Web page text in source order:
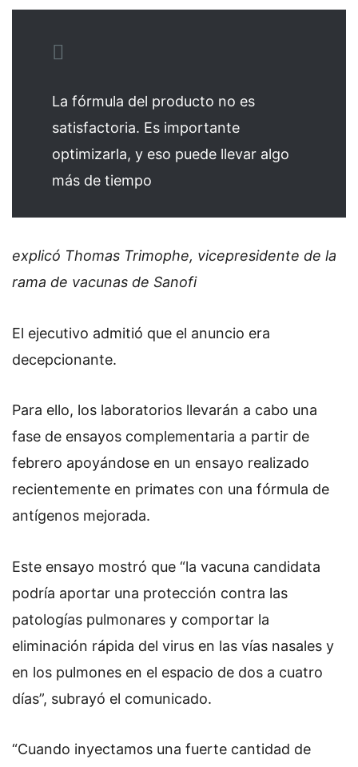
La fórmula del producto no es
satisfactoria. Es importante
optimizarla, y eso puede llevar algo
más de tiempo
explicó Thomas Trimophe, vicepresidente de la
rama de vacunas de Sanofi
El ejecutivo admitió que el anuncio era
decepcionante.
Para ello, los laboratorios llevarán a cabo una
fase de ensayos complementaria a partir de
febrero apoyándose en un ensayo realizado
recientemente en primates con una fórmula de
antígenos mejorada.
Este ensayo mostró que “la vacuna candidata
podría aportar una protección contra las
patologías pulmonares y comportar la
eliminación rápida del virus en las vías nasales y
en los pulmones en el espacio de dos a cuatro
días”, subrayó el comunicado.
“Cuando inyectamos una fuerte cantidad de